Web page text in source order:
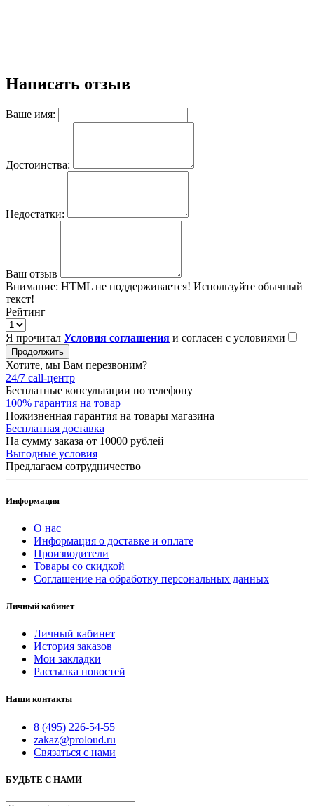
Написать отзыв
Ваше имя:
Достоинства:
Недостатки:
Ваш отзыв
Внимание: HTML не поддерживается! Используйте обычный
текст!
Рейтинг
Я прочитал Условия соглашения и согласен с условиями
Продолжить
Хотите, мы Вам перезвоним?
24/7 call-центр
Бесплатные консультации по телефону
100% гарантия на товар
Пожизненная гарантия на товары магазина
Бесплатная доставка
На сумму заказа от 10000 рублей
Выгодные условия
Предлагаем сотрудничество
Информация
О нас
Информация о доставке и оплате
Производители
Товары со скидкой
Соглашение на обработку персональных данных
Личный кабинет
Личный кабинет
История заказов
Мои закладки
Рассылка новостей
Наши контакты
8 (495) 226-54-55
zakaz@proloud.ru
Связаться с нами
БУДЬТЕ С НАМИ